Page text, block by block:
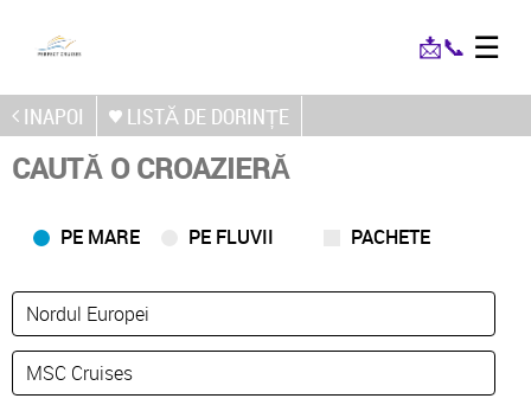
📩📞 ☰
INAPOI LISTĂ DE DORINȚE
CAUTĂ O CROAZIERĂ
PE MARE PE FLUVII PACHETE